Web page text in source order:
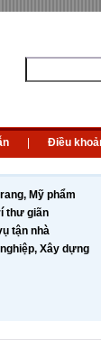
Điều
Mỹ phẩm
thư giãn
tận nhà
Xây dựng